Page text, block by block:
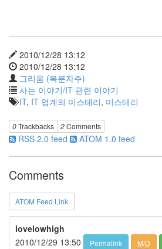
2010/12/28 13:12
2010/12/28 13:12
그리움 (복분자주)
사는 이야기/IT 관련 이야기
IT, IT 업계의 미스테리, 미스테리
0Trackbacks 2Comments
RSS 2.0 feed ATOM 1.0 feed
Comments
ATOM Feed Link
lovelowhigh
2010/12/29 13:50
Permalink M/D
국
Notices
블
로
그
소
개
By
그
리
움
(복
분
자